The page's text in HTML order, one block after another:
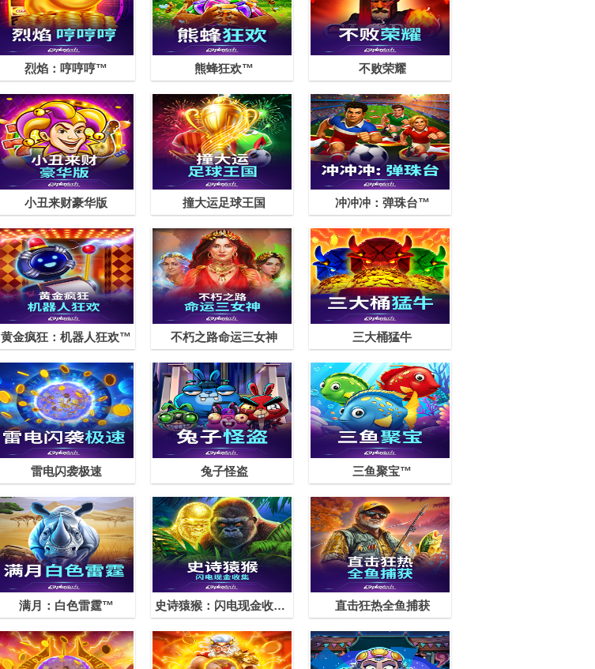
烈焰：哼哼哼™ 熊蜂狂欢™ 不败荣耀
小丑来财豪华版 撞大运足球王国 冲冲冲：弹珠台™
黄金疯狂：机器人狂欢™ 不朽之路命运三女神 三大桶猛牛
雷电闪袭极速 兔子怪盗 三鱼聚宝™
满月：白色雷霆™ 史诗猿猴：闪电现金收集™ 直击狂热全鱼捕获